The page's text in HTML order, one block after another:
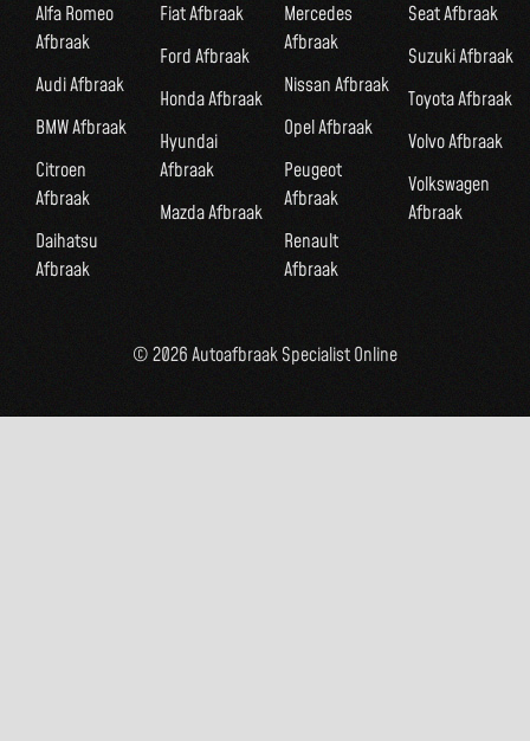
Alfa Romeo
Afbraak
Audi Afbraak
BMW Afbraak
Citroen
Afbraak
Daihatsu
Afbraak
Fiat Afbraak
Ford Afbraak
Honda Afbraak
Hyundai
Afbraak
Mazda Afbraak
Mercedes
Afbraak
Nissan Afbraak
Opel Afbraak
Peugeot
Afbraak
Renault
Afbraak
Seat Afbraak
Suzuki Afbraak
Toyota Afbraak
Volvo Afbraak
Volkswagen
Afbraak
© 2026 Autoafbraak Specialist Online